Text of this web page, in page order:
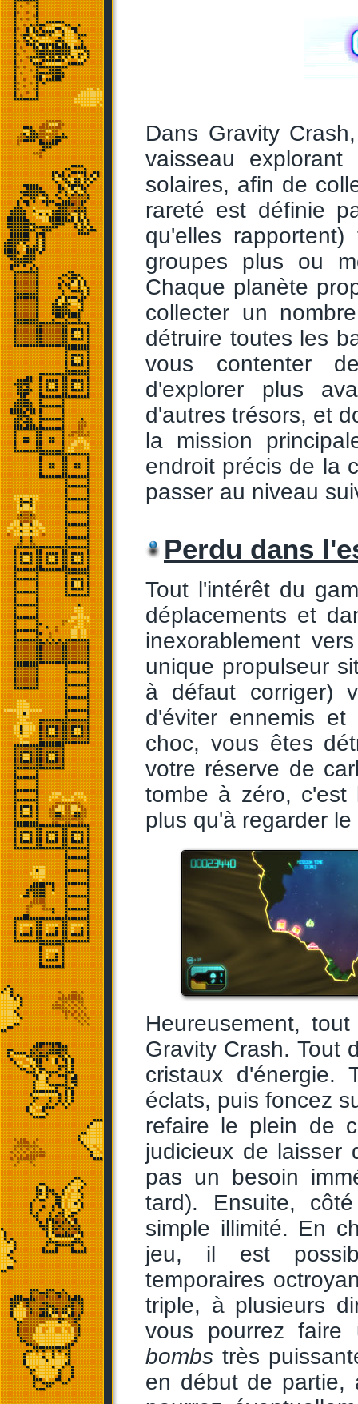
Dans Gravity
vaisseau
solaires, afin de
rareté est définie
qu'elles
groupes plus ou
Chaque planète
collecter un
détruire toutes les
vous contenter
d'explorer plus
d'autres trésors, et
la mission
endroit précis de la
passer au niveau
Perdu dans
Tout l'intérêt du
déplacements et
inexorablement
unique propulseur
à défaut corriger)
d'éviter ennemis
choc, vous êtes
votre réserve de
tombe à zéro,
plus qu'à regarder
Heureusement,
Gravity Crash. Tout
cristaux d'énergie.
éclats, puis foncez
refaire le plein de
judicieux de laisser
pas un besoin
tard). Ensuite,
simple illimité. En
jeu, il est
temporaires
triple, à plusieurs
vous pourrez
bombs très
en début de partie,